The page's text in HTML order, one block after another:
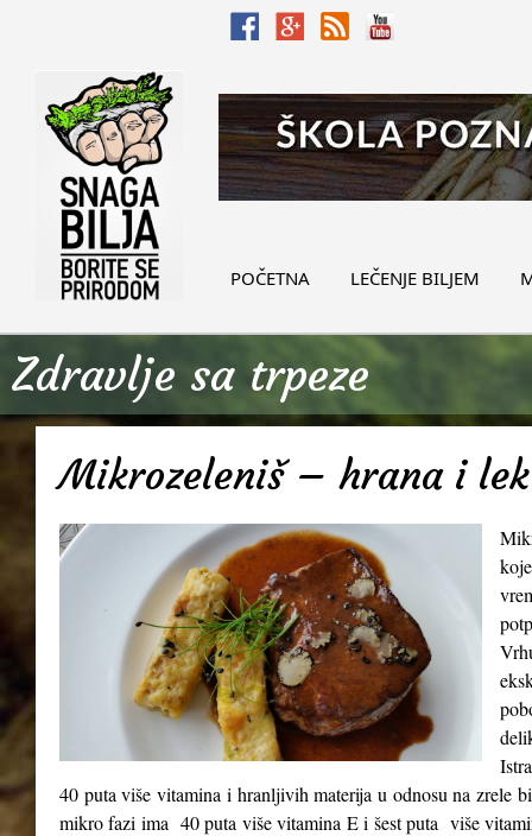
POČETNA LEČENJE BILJEM
Zdravlje sa trpeze
Mikrozeleniš – hrana i lek
40 puta više vitamina i hranljivih materija u odnosu na zrele
mikro fazi ima 40 puta više vitamina E i šest puta više